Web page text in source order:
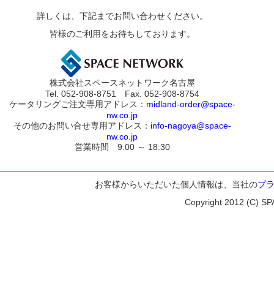
詳しくは、下記までお問い合わせください。
皆様のご利用をお待ちしております。
株式会社スペースネットワーク名古屋
Tel. 052-908-8751 Fax. 052-908-8754
ケータリングご注文専用アドレス： midland-order@space-
nw.co.jp
その他のお問い合せ専用アドレス： info-nagoya@space-
nw.co.jp
営業時間 9:00 ～ 18:30
お客様からいただいた個人情報は、当社のプ
Copyright 2012 (C)